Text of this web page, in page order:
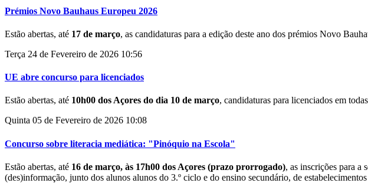
Prémios Novo Bauhaus Europeu 2026
Estão abertas, até 17 de março, as candidaturas para a edição deste ano dos prémios Novo
Terça 24 de Fevereiro de 2026 10:56
UE abre concurso para licenciados
Estão abertas, até 10h00 dos Açores do dia 10 de março, candidaturas para licenciados em
Quinta 05 de Fevereiro de 2026 10:08
Concurso sobre literacia mediática: "Pinóquio na Escola"
Estão abertas, até 16 de março, às 17h00 dos Açores (prazo prorrogado), as inscrições para a
(des)informação, junto dos alunos alunos do 3.º ciclo e do ensino secundário, de